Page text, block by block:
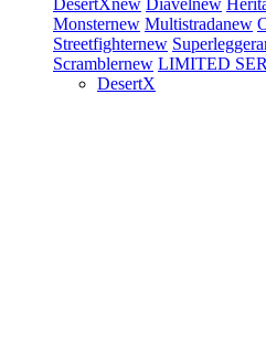
DesertXnew Diavelnew
Monsternew Multistradanew
Streetfighternew Superleggera
Scramblernew LIMITED
DesertX